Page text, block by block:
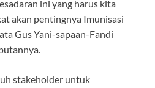
ini yang harus kita
akan pentingnya Imunisasi
Gus Yani-sapaan-Fandi
stakeholder untuk